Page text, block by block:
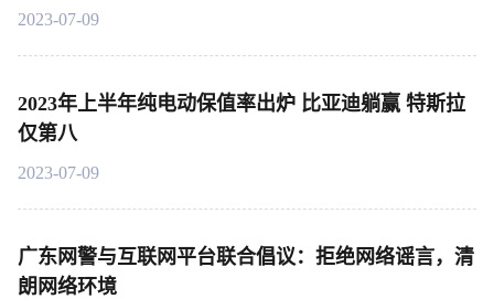
2023-07-09
2023年上半年纯电动保值率出炉 比亚迪躺赢 特斯拉
仅第八
2023-07-09
广东网警与互联网平台联合倡议：拒绝网络谣言，清
朗网络环境